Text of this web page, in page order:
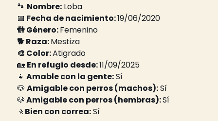
🐾 Nombre: Loba
📅 Fecha de nacimiento: 19/06/2020
🚻 Género: Femenino
🐕 Raza: Mestiza
🎨 Color: Atigrado
🏡 En refugio desde: 11/09/2025
👧 Amable con la gente: Sí
🐶 Amigable con perros (machos): Sí
🐶 Amigable con perros (hembras): Sí
🚶 Bien con correa: Sí